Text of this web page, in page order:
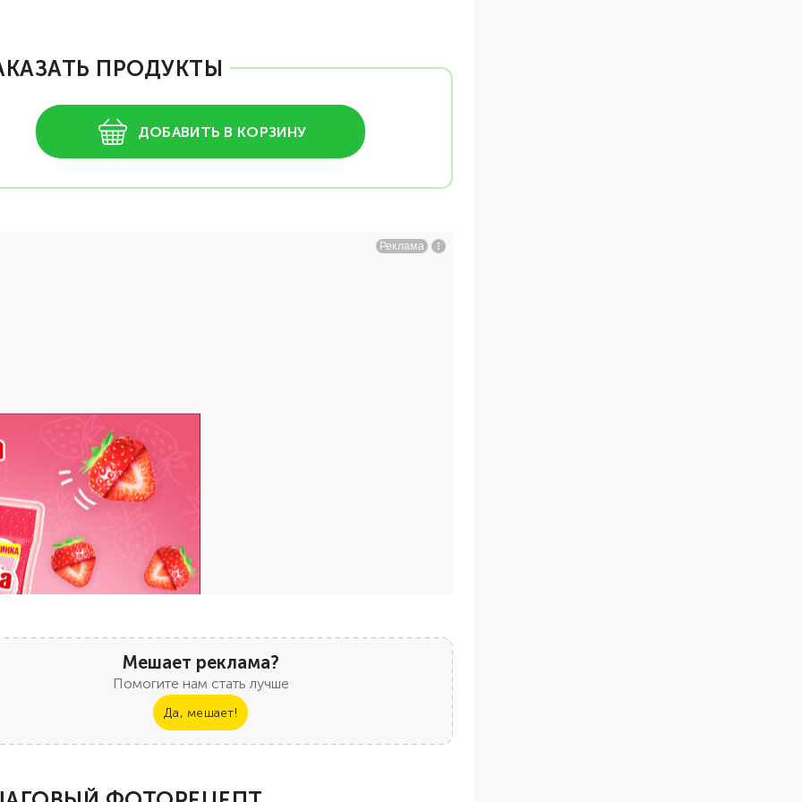
ПРОДУКТЫ
ДОБАВИТЬ В КОРЗИНУ
Мешает реклама?
Помогите нам стать лучше
Да, мешает!